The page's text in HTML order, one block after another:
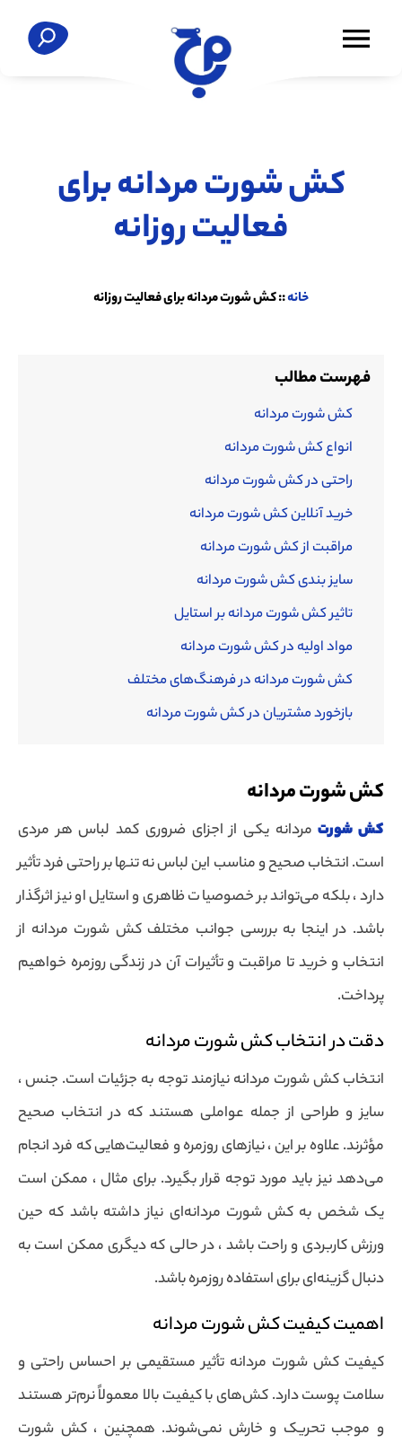
کش شورت مردانه برای
فعالیت روزانه
خانه::کش شورت مردانه برای فعالیت روزانه
فهرست مطالب
کش شورت مردانه
انواع کش شورت مردانه
راحتی در کش شورت مردانه
خرید آنلاین کش شورت مردانه
مراقبت از کش شورت مردانه
سایز بندی کش شورت مردانه
تاثیر کش شورت مردانه بر استایل
مواد اولیه در کش شورت مردانه
کش شورت مردانه در فرهنگ‌های مختلف
بازخورد مشتریان در کش شورت مردانه
کش شورت مردانه
کش شورتمردانه یکی از اجزای ضروری کمد لباس هر مردی
است. انتخاب صحیح و مناسب این لباس نه تنها بر راحتی فرد تأثیر
دارد ، بلکه می‌تواند بر خصوصیات ظاهری و استایل او نیز اثرگذار
باشد. در اینجا به بررسی جوانب مختلف کش شورت مردانه از
انتخاب و خرید تا مراقبت و تأثیرات آن در زندگی روزمره خواهیم
پرداخت.
دقت در انتخاب کش شورت مردانه
انتخاب کش شورت مردانه نیازمند توجه به جزئیات است. جنس ،
سایز و طراحی از جمله عواملی هستند که در انتخاب صحیح
مؤثرند. علاوه بر این ، نیازهای روزمره و فعالیت‌هایی که فرد انجام
می‌دهد نیز باید مورد توجه قرار بگیرد. برای مثال ، ممکن است
یک شخص به کش شورت مردانه‌ای نیاز داشته باشد که حین
ورزش کاربردی و راحت باشد ، در حالی که دیگری ممکن است به
دنبال گزینه‌ای برای استفاده روزمره باشد.
اهمیت کیفیت کش شورت مردانه
کیفیت کش شورت مردانه تأثیر مستقیمی بر احساس راحتی و
سلامت پوست دارد. کش‌های با کیفیت بالا معمولاً نرم‌تر هستند
و موجب تحریک و خارش نمی‌شوند. همچنین ، کش شورت